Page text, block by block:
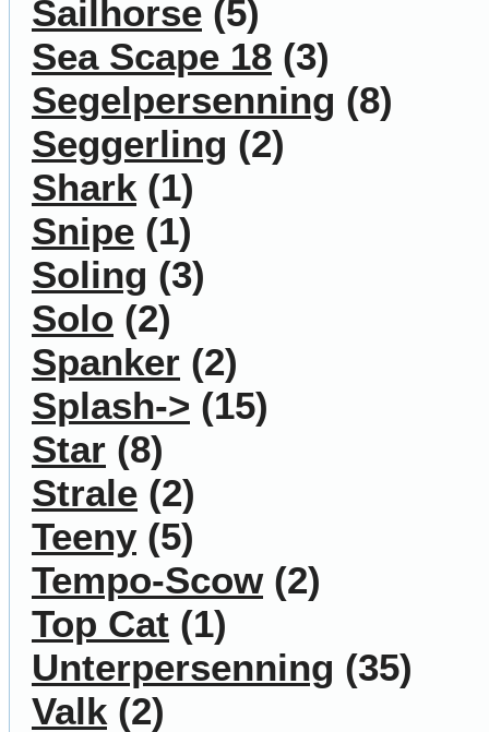
Sailhorse (5)
Sea Scape 18 (3)
Segelpersenning (8)
Seggerling (2)
Shark (1)
Snipe (1)
Soling (3)
Solo (2)
Spanker (2)
Splash-> (15)
Star (8)
Strale (2)
Teeny (5)
Tempo-Scow(2)
Top Cat (1)
Unterpersenning (35)
Valk (2)